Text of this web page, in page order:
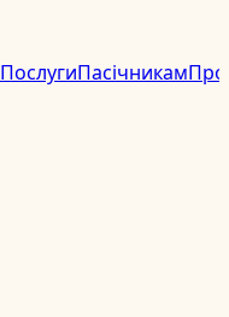
ПослугиПасічникамПро